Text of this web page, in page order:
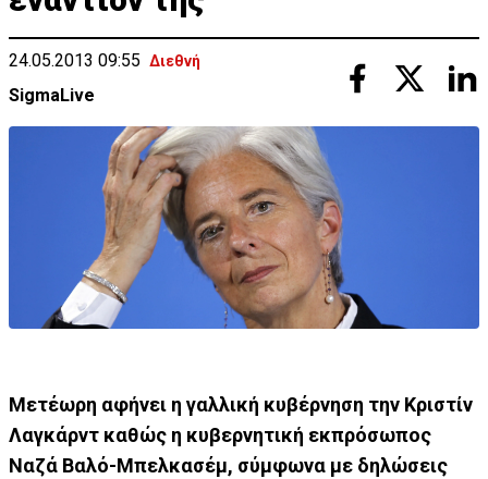
24.05.2013 09:55 Διεθνή
SigmaLive
Μετέωρη αφήνει η γαλλική κυβέρνηση την Κριστίν
Λαγκάρντ καθώς η κυβερνητική εκπρόσωπος
Ναζά Βαλό-Μπελκασέμ, σύμφωνα με δηλώσεις